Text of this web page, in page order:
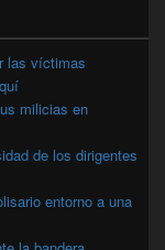
las víctimas
milicias en
de los dirigentes
entorno a una